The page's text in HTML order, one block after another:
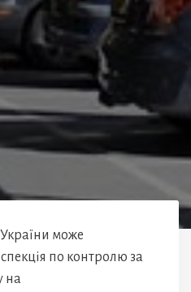
може
по контролю за
на